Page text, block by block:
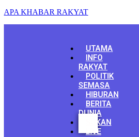
APA KHABAR RAKYAT
Menu
UTAMA
INFO
RAKYAT
POLITIK
SEMASA
HIBURAN
BERITA
DUNIA
SUKAN
LIVE
Facebook
Youtube